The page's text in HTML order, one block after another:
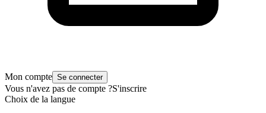
Mon compte Se connecter
Vous n'avez pas de compte ?S'inscrire
Choix de la langue